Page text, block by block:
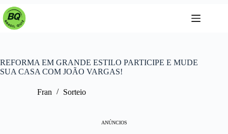
Pular
para
REFORMA EM GRANDE ESTILO PARTICIPE E MUDE
SUA CASA COM JOÃO VARGAS!
Fran Sorteio
ANÚNCIOS